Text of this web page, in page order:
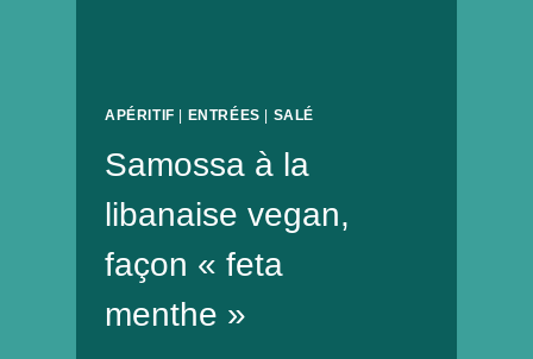
APÉRITIF | ENTRÉES | SALÉ
Samossa à la
libanaise vegan,
façon « feta
menthe »